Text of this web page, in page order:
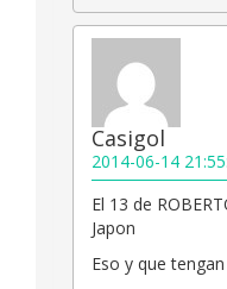
Casigol
2014-06-14
El 13 de
Japon
Eso y que